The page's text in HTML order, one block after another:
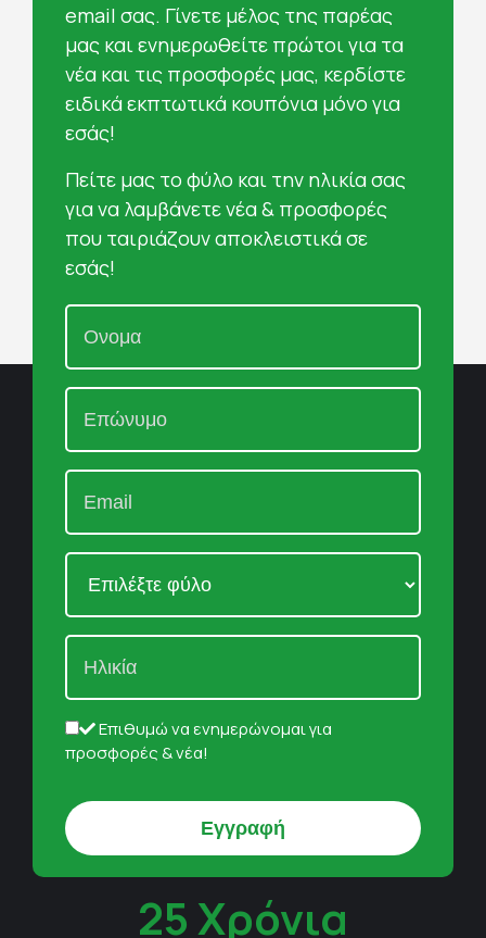
email σας. Γίνετε μέλος της παρέας
μας και ενημερωθείτε πρώτοι για τα
νέα και τις προσφορές μας, κερδίστε
ειδικά εκπτωτικά κουπόνια μόνο για
εσάς!
Πείτε μας το φύλο και την ηλικία σας
για να λαμβάνετε νέα & προσφορές
που ταιριάζουν αποκλειστικά σε
εσάς!
Επιθυμώ να ενημερώνομαι για
προσφορές & νέα!
25 Χρόνια